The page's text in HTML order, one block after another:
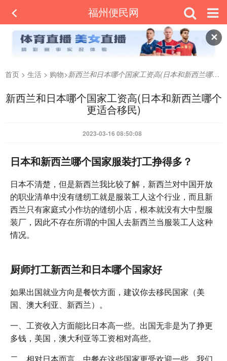
✕
福州便民网
首页 > 生活 > 购物>新西兰和日本哪个国家工资高(日本和新西兰哪个更适合移民)
新西兰和日本哪个国家工资高(日本和新西兰哪个
更适合移民)
2023-03-16 08:50:08
日本和新西兰哪个国家服装打工挣得多？
日本不清楚，但是新西兰我比较了解，新西兰对中国开放
的职业清单中没有缝纫工就是服装工人这个行业，而且新
西兰只有家庭式小作坊的缝纫小店，根本就没有大中型服
装厂，因此不存在所谓的中国人去新西兰当服装工人这种
情况。
厨师打工新西兰和日本哪个国家好
如果出国就业方向是餐饮方面，建议你去移民国家（美
国、澳大利亚、新西兰）。
一、工资收入方面能比日本高一些。出国无非是为了挣更
多钱，美国，澳大利亚等工资相对高些。
二、相对日本而言，中餐在这些国家更受欢迎一些。我们